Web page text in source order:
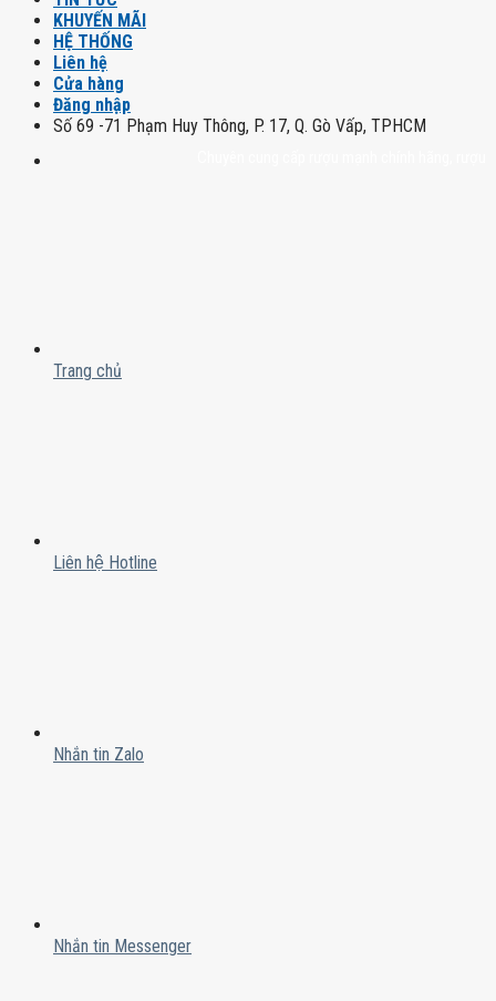
KHUYẾN MÃI
HỆ THỐNG
Liên hệ
Cửa hàng
Đăng nhập
Số 69 -71 Phạm Huy Thông, P. 17, Q. Gò Vấp, TPHCM
Trang chủ
Liên hệ Hotline
Nhắn tin Zalo
Nhắn tin Messenger